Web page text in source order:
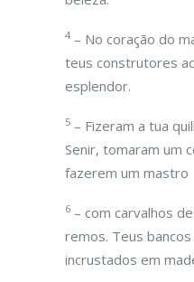
4 – No coração do
teus construtores
esplendor.
5 – Fizeram a tua
Senir, tomaram um
fazerem um mastro
6 – com carvalhos
remos. Teus
incrustados em